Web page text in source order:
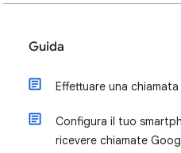
Guida
Effettuare una
Configura il tuo
ricevere chiamate